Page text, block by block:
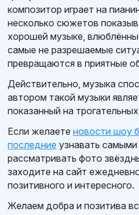
композитор играет на
несколько сюжетов
хорошей музыке,
самые не разрешаемые
превращаются в приятные
Действительно, музыка
автором такой музыки
показанный на
Если желаете новости шоу
последние узнавать
рассматривать фото
заходите на сайт
позитивного и интересного.
Желаем добра и позитива